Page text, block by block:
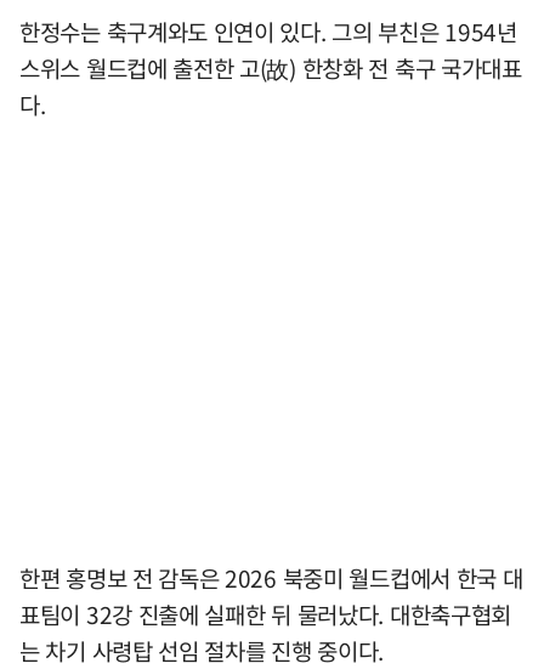
한정수는 축구계와도 인연이 있다. 그의 부친은 1954년
스위스 월드컵에 출전한 고(故) 한창화 전 축구 국가대표
다.
한편 홍명보 전 감독은 2026 북중미 월드컵에서 한국 대
표팀이 32강 진출에 실패한 뒤 물러났다. 대한축구협회
는 차기 사령탑 선임 절차를 진행 중이다.